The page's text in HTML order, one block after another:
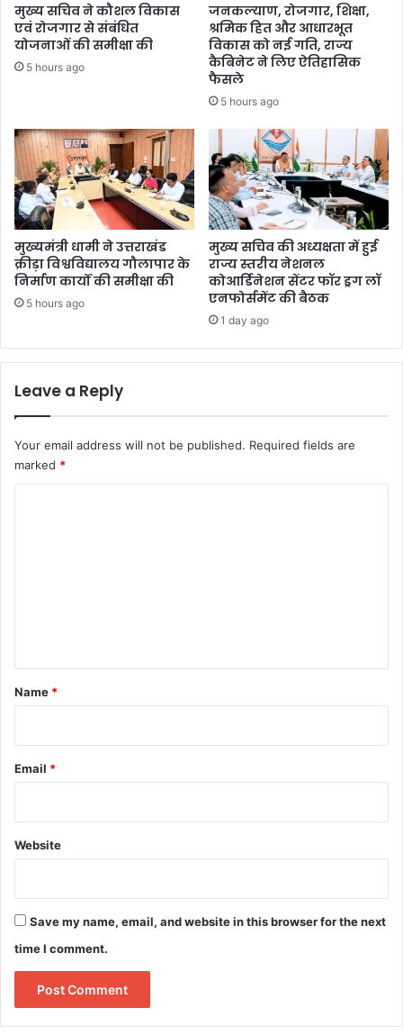
मुख्य सचिव ने कौशल विकास
एवं रोजगार से संबंधित
योजनाओं की समीक्षा की
5 hours ago
जनकल्याण, रोजगार, शिक्षा,
श्रमिक हित और आधारभूत
विकास को नई गति, राज्य
कैबिनेट ने लिए ऐतिहासिक
फैसले
5 hours ago
मुख्यमंत्री धामी ने उत्तराखंड
क्रीड़ा विश्वविद्यालय गौलापार के
निर्माण कार्यों की समीक्षा की
5 hours ago
मुख्य सचिव की अध्यक्षता में हुई
राज्य स्तरीय नेशनल
कोआर्डिनेशन सेंटर फॉर ड्रग लॉ
एनफोर्समेंट की बैठक
1 day ago
Leave a Reply
Your email address will not be published. Required fields are
marked *
*
Name *
Email *
Website
Save my name, email, and website in this browser for the next
time I comment.